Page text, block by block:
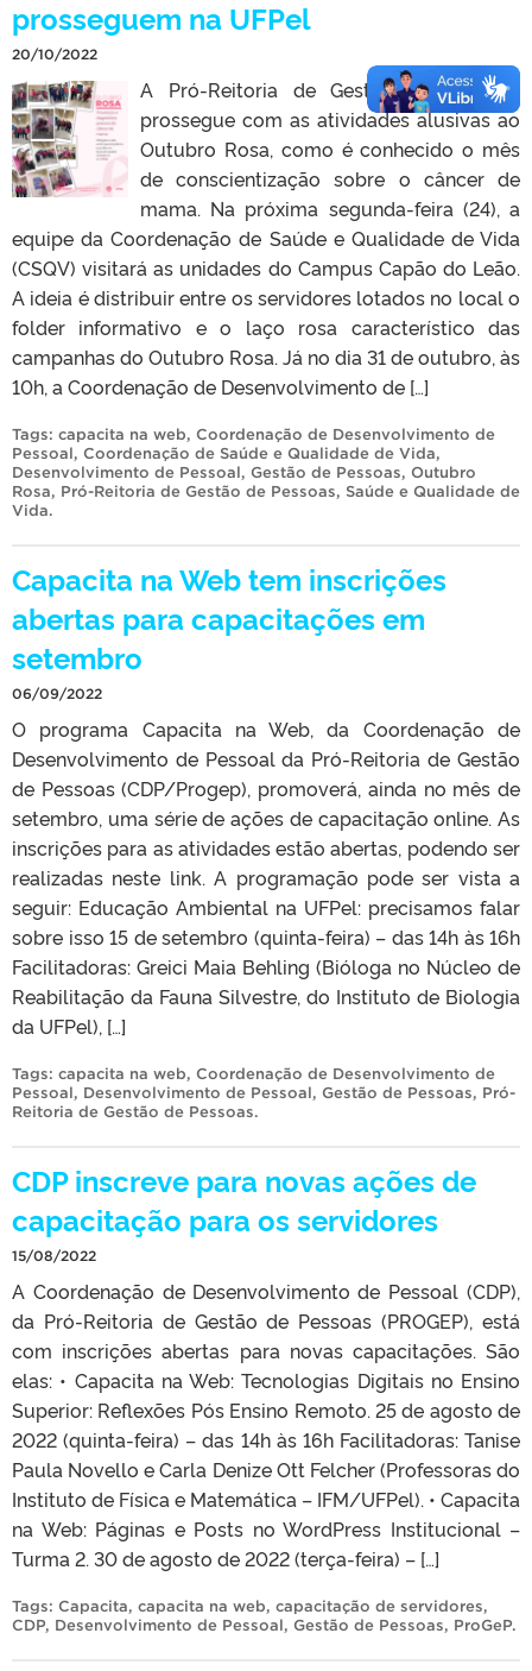
prosseguem na UFPel
20/10/2022
A Pró-Reitoria de Gestão de Pessoas
prossegue com as atividades alusivas ao
Outubro Rosa, como é conhecido o mês
de conscientização sobre o câncer de
mama. Na próxima segunda-feira (24), a
equipe da Coordenação de Saúde e Qualidade de Vida
(CSQV) visitará as unidades do Campus Capão do Leão.
A ideia é distribuir entre os servidores lotados no local o
folder informativo e o laço rosa característico das
campanhas do Outubro Rosa. Já no dia 31 de outubro, às
10h, a Coordenação de Desenvolvimento de […]
Tags: capacita na web, Coordenação de Desenvolvimento de
Pessoal, Coordenação de Saúde e Qualidade de Vida,
Desenvolvimento de Pessoal, Gestão de Pessoas, Outubro
Rosa, Pró-Reitoria de Gestão de Pessoas, Saúde e Qualidade de
Vida.
Capacita na Web tem inscrições
abertas para capacitações em
setembro
06/09/2022
O programa Capacita na Web, da Coordenação de
Desenvolvimento de Pessoal da Pró-Reitoria de Gestão
de Pessoas (CDP/Progep), promoverá, ainda no mês de
setembro, uma série de ações de capacitação online. As
inscrições para as atividades estão abertas, podendo ser
realizadas neste link. A programação pode ser vista a
seguir: Educação Ambiental na UFPel: precisamos falar
sobre isso 15 de setembro (quinta-feira) – das 14h às 16h
Facilitadoras: Greici Maia Behling (Bióloga no Núcleo de
Reabilitação da Fauna Silvestre, do Instituto de Biologia
da UFPel), […]
Tags: capacita na web, Coordenação de Desenvolvimento de
Pessoal, Desenvolvimento de Pessoal, Gestão de Pessoas, Pró-
Reitoria de Gestão de Pessoas.
CDP inscreve para novas ações de
capacitação para os servidores
15/08/2022
A Coordenação de Desenvolvimento de Pessoal (CDP),
da Pró-Reitoria de Gestão de Pessoas (PROGEP), está
com inscrições abertas para novas capacitações. São
elas: • Capacita na Web: Tecnologias Digitais no Ensino
Superior: Reflexões Pós Ensino Remoto. 25 de agosto de
2022 (quinta-feira) – das 14h às 16h Facilitadoras: Tanise
Paula Novello e Carla Denize Ott Felcher (Professoras do
Instituto de Física e Matemática – IFM/UFPel). • Capacita
na Web: Páginas e Posts no WordPress Institucional –
Turma 2. 30 de agosto de 2022 (terça-feira) – […]
Tags: Capacita, capacita na web, capacitação de servidores,
CDP, Desenvolvimento de Pessoal, Gestão de Pessoas, ProGeP.